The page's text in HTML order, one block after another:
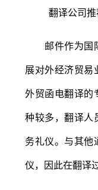
邮件作为国际
展对外经济贸易
外贸函电翻译的
种较多，翻译人
务礼仪。与其他
仪，因此在翻译